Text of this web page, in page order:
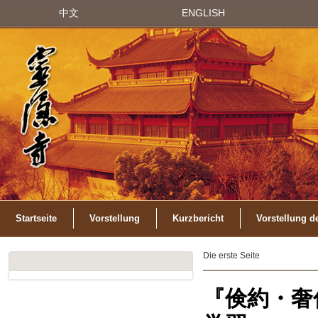
中文 ENGLISH
Startseite Vorstellung Kurzbericht Vorstellung
Die erste Seite
『倹約・